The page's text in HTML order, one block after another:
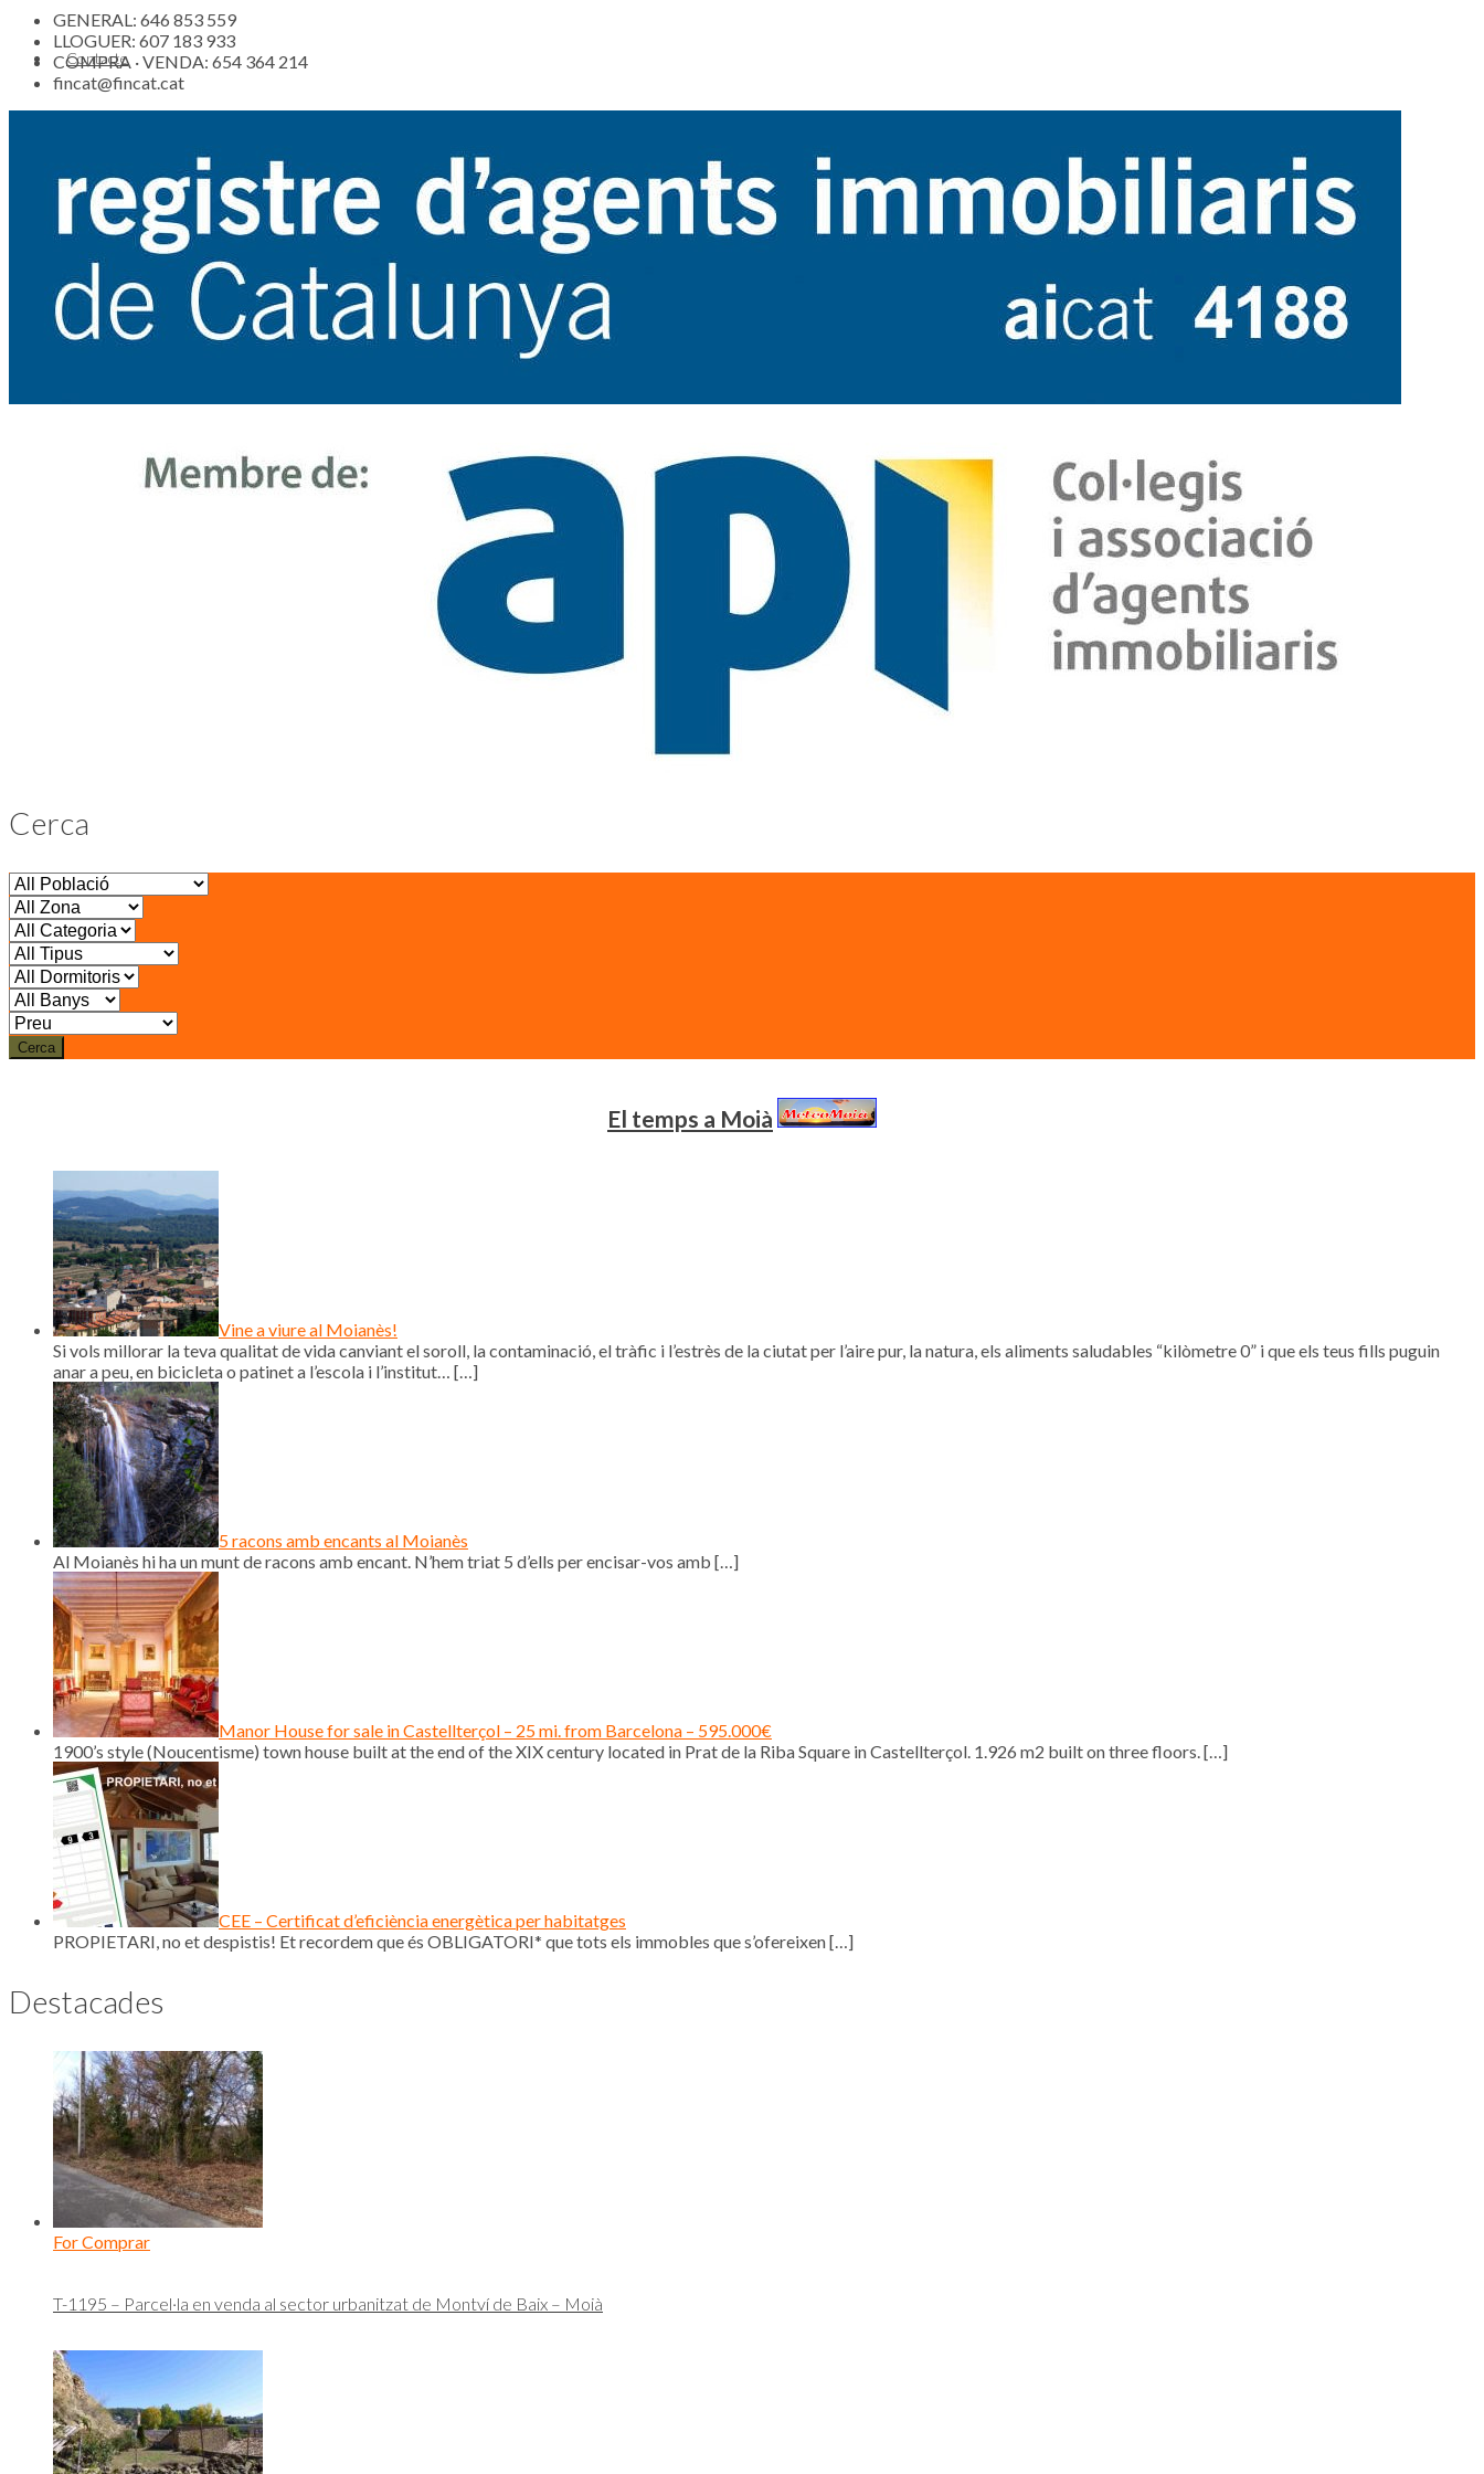
Contacte
GENERAL: 646 853 559
LLOGUER: 607 183 933
COMPRA · VENDA: 654 364 214
fincat@fincat.cat
Cerca
Cerca
El temps a Moià
Vine a viure al Moianès!
Si vols millorar la teva qualitat de vida canviant el soroll, la contaminació, el tràfic i l’estrès de la ciutat per l’aire pur, la natura, els aliments saludables “kilòmetre 0” i que els teus fills puguin
anar a peu, en bicicleta o patinet a l’escola i l’institut…
[…]
5 racons amb encants al Moianès
Al Moianès hi ha un munt de racons amb encant. N’hem triat 5 d’ells per encisar-vos amb […]
Manor House for sale in Castellterçol – 25 mi. from Barcelona – 595.000€
1900’s style (Noucentisme) town house built at the end of the XIX century located in Prat de la Riba Square in Castellterçol. 1.926 m2 built on three floors. […]
CEE – Certificat d’eficiència energètica per habitatges
PROPIETARI, no et despistis! Et recordem que és OBLIGATORI* que tots els immobles que s’ofereixen[…]
Destacades
For Comprar
T-1195 – Parcel·la en venda al sector urbanitzat de Montví de Baix – Moià